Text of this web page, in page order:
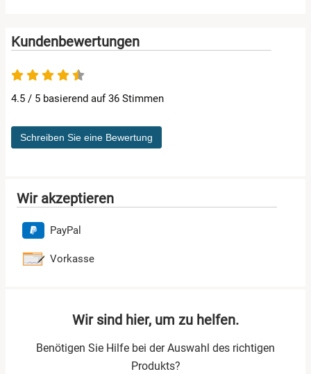
Kundenbewertungen
4.5 von 5
4.5 / 5 basierend auf 36 Stimmen
Schreiben Sie eine Bewertung
Wir akzeptieren
PayPal
Vorkasse
Wir sind hier, um zu helfen.
Benötigen Sie Hilfe bei der Auswahl des richtigen
Produkts?